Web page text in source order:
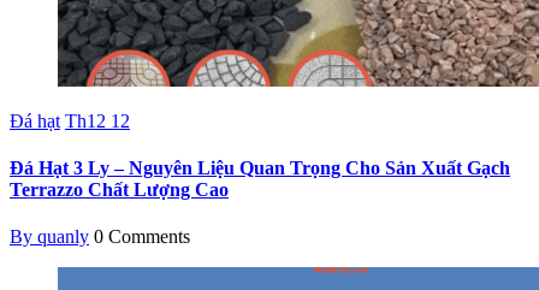
Đá hạt Th12 12
Đá Hạt 3 Ly – Nguyên Liệu Quan Trọng Cho Sản Xuất Gạch
Terrazzo Chất Lượng Cao
By quanly 0 Comments